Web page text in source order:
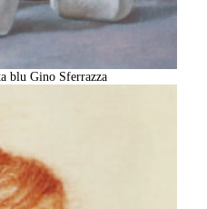
blu Gino Sferrazza